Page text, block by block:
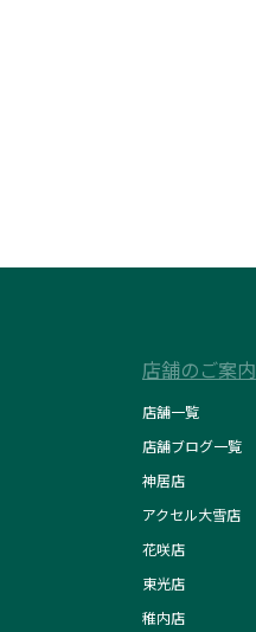
店舗のご案内
店舗一覧
店舗ブログ一覧
神居店
アクセル大雪店
花咲店
東光店
稚内店